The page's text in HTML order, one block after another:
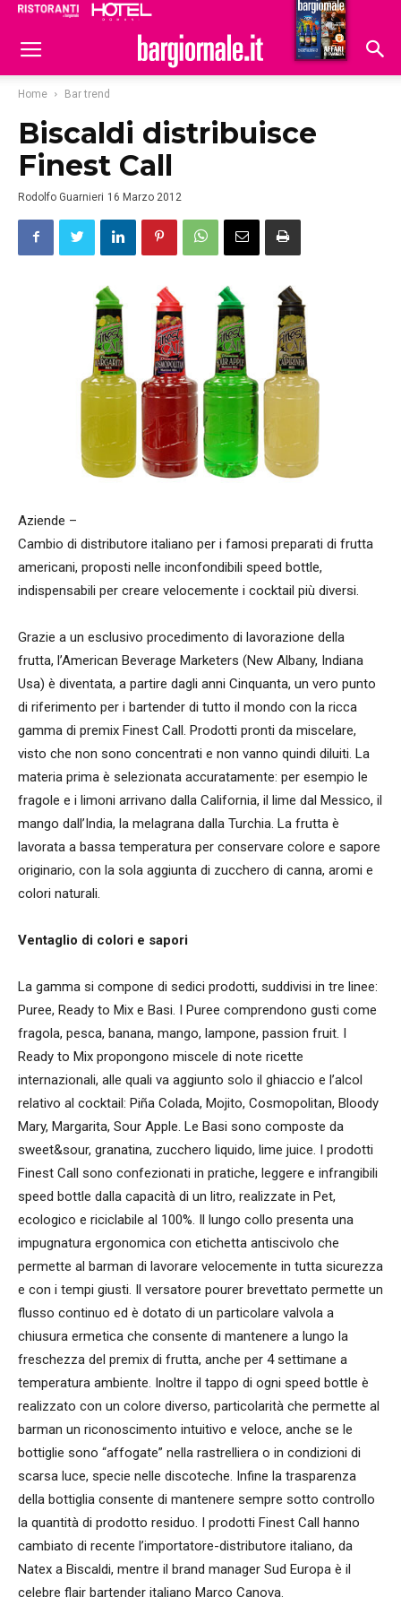
Hoteldomani
Home Bar trend
Biscaldi distribuisce
Finest Call
Rodolfo Guarnieri 16 Marzo 2012
Aziende –
Cambio di distributore italiano per i famosi preparati di frutta
americani, proposti nelle inconfondibili speed bottle,
indispensabili per creare velocemente i cocktail più diversi.
Grazie a un esclusivo procedimento di lavorazione della
frutta, l’American Beverage Marketers (New Albany, Indiana
Usa) è diventata, a partire dagli anni Cinquanta, un vero punto
di riferimento per i bartender di tutto il mondo con la ricca
gamma di premix Finest Call. Prodotti pronti da miscelare,
visto che non sono concentrati e non vanno quindi diluiti. La
materia prima è selezionata accuratamente: per esempio le
fragole e i limoni arrivano dalla California, il lime dal Messico, il
mango dall’India, la melagrana dalla Turchia. La frutta è
lavorata a bassa temperatura per conservare colore e sapore
originario, con la sola aggiunta di zucchero di canna, aromi e
colori naturali.
Ventaglio di colori e sapori
La gamma si compone di sedici prodotti, suddivisi in tre linee:
Puree, Ready to Mix e Basi. I Puree comprendono gusti come
fragola, pesca, banana, mango, lampone, passion fruit. I
Ready to Mix propongono miscele di note ricette
internazionali, alle quali va aggiunto solo il ghiaccio e l’alcol
relativo al cocktail: Piña Colada, Mojito, Cosmopolitan, Bloody
Mary, Margarita, Sour Apple. Le Basi sono composte da
sweet&sour, granatina, zucchero liquido, lime juice. I prodotti
Finest Call sono confezionati in pratiche, leggere e infrangibili
speed bottle dalla capacità di un litro, realizzate in Pet,
ecologico e riciclabile al 100%. Il lungo collo presenta una
impugnatura ergonomica con etichetta antiscivolo che
permette al barman di lavorare velocemente in tutta sicurezza
e con i tempi giusti. Il versatore pourer brevettato permette un
flusso continuo ed è dotato di un particolare valvola a
chiusura ermetica che consente di mantenere a lungo la
freschezza del premix di frutta, anche per 4 settimane a
temperatura ambiente. Inoltre il tappo di ogni speed bottle è
realizzato con un colore diverso, particolarità che permette al
barman un riconoscimento intuitivo e veloce, anche se le
bottiglie sono “affogate” nella rastrelliera o in condizioni di
scarsa luce, specie nelle discoteche. Infine la trasparenza
della bottiglia consente di mantenere sempre sotto controllo
la quantità di prodotto residuo. I prodotti Finest Call hanno
cambiato di recente l’importatore-distributore italiano, da
Natex a Biscaldi, mentre il brand manager Sud Europa è il
celebre flair bartender italiano Marco Canova.